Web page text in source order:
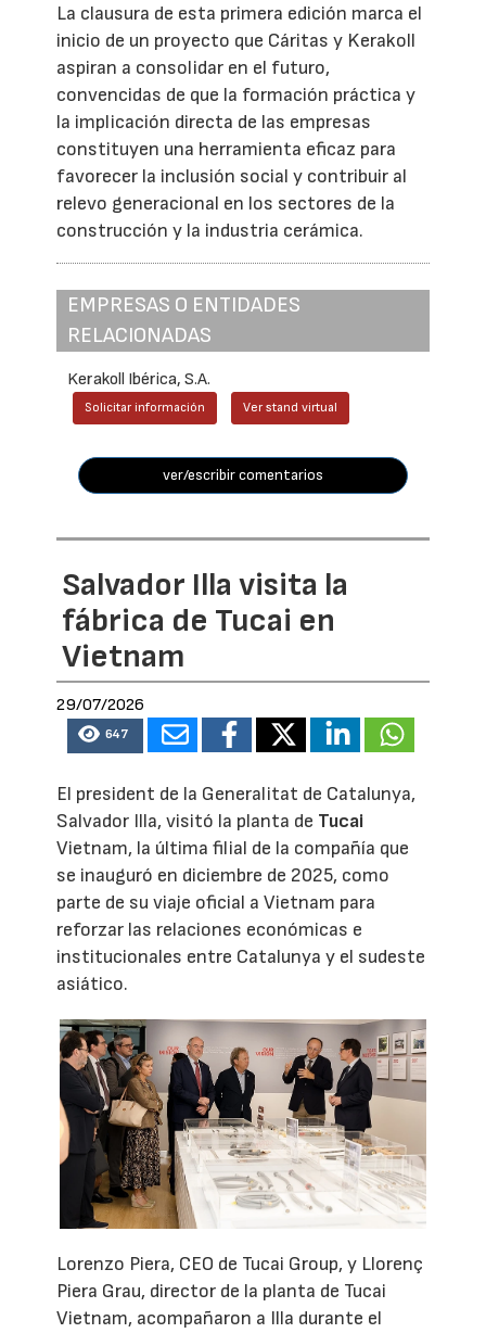
La clausura de esta primera edición marca el
inicio de un proyecto que Cáritas y Kerakoll
aspiran a consolidar en el futuro,
convencidas de que la formación práctica y
la implicación directa de las empresas
constituyen una herramienta eficaz para
favorecer la inclusión social y contribuir al
relevo generacional en los sectores de la
construcción y la industria cerámica.
EMPRESAS O ENTIDADES
RELACIONADAS
Kerakoll Ibérica, S.A.
Solicitar información Ver stand virtual
ver/escribir comentarios
Salvador Illa visita la
fábrica de Tucai en
Vietnam
29/07/2026
647
El president de la Generalitat de Catalunya,
Salvador Illa, visitó la planta de Tucai
Vietnam, la última filial de la compañía que
se inauguró en diciembre de 2025, como
parte de su viaje oficial a Vietnam para
reforzar las relaciones económicas e
institucionales entre Catalunya y el sudeste
asiático.
Lorenzo Piera, CEO de Tucai Group, y Llorenç
Piera Grau, director de la planta de Tucai
Vietnam, acompañaron a Illa durante el